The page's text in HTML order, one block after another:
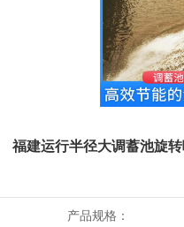
福建运行半径大调蓄池旋
产品规格：